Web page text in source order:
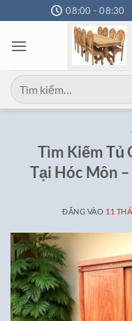
qua
nội
08:00 - 08:30
Tìm
kiếm:
Tìm Kiếm Tủ
Tại Hóc Môn
ĐĂNG VÀO 11